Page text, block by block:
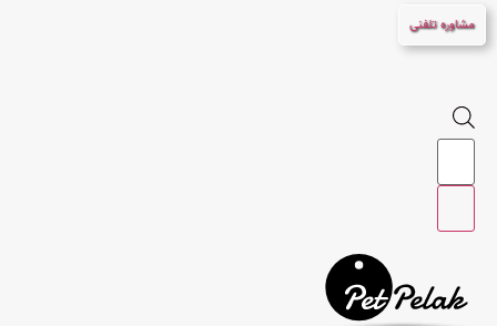
پرش
به
مشاوره تلفنی
Products